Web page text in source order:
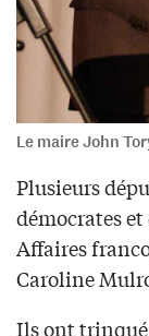
Le maire John
Plusieurs
démocrates
Affaires
Caroline
Ils ont trinqué